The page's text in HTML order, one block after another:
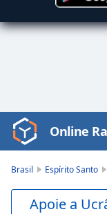
Video
Player
Online
Brasil Espírito Santo
Apoie a